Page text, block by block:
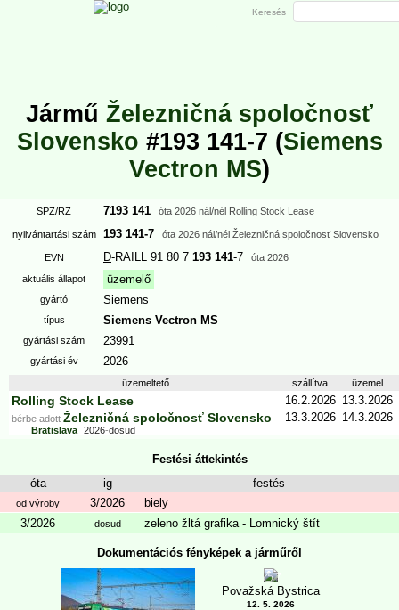
Jármű Železničná spoločnosť
Slovensko #193 141-7 (Siemens
Vectron MS)
SPZ/RZ 7193 141 óta 2026 nál/nél Rolling Stock Lease
nyilvántartási szám 193 141-7 óta 2026 nál/nél Železničná spoločnosť Slovensko
EVN D-RAILL 91 80 7 193 141-7 óta 2026
aktuális állapot
üzemelő
gyártó Siemens
típus Siemens Vectron MS
gyártási szám 23991
gyártási év 2026
üzemeltető szállítva üzemel
Rolling Stock Lease 16.2.2026 13.3.2026
bérbe adott Železničná spoločnosť Slovensko 13.3.2026 14.3.2026
Bratislava 2026-dosud
Festési áttekintés
óta
ig festés
od výroby 3/2026
biely
3/2026
dosud zeleno žltá grafika - Lomnický štít
Dokumentációs fényképek a járműről
7
Považská Bystrica
12. 5. 2026
Keresés